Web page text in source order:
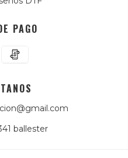
PAGO
ballester